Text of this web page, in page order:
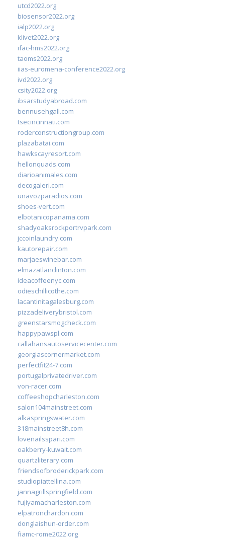
utcd2022.org
biosensor2022.org
ialp2022.org
klivet2022.org
ifac-hms2022.org
taoms2022.org
iias-euromena-conference2022.org
ivd2022.org
csity2022.org
ibsarstudyabroad.com
bennusehgall.com
tsecincinnati.com
roderconstructiongroup.com
plazabatai.com
hawkscayresort.com
hellonquads.com
diarioanimales.com
decogaleri.com
unavozparadios.com
shoes-vert.com
elbotanicopanama.com
shadyoaksrockportrvpark.com
jccoinlaundry.com
kautorepair.com
marjaeswinebar.com
elmazatlanclinton.com
ideacoffeenyc.com
odieschillicothe.com
lacantinitagalesburg.com
pizzadeliverybristol.com
greenstarsmogcheck.com
happypawspl.com
callahansautoservicecenter.com
georgiascornermarket.com
perfectfit24-7.com
portugalprivatedriver.com
von-racer.com
coffeeshopcharleston.com
salon104mainstreet.com
alkaspringswater.com
318mainstreet8h.com
lovenailsspari.com
oakberry-kuwait.com
quartzliterary.com
friendsofbroderickpark.com
studiopiattellina.com
jannagrillspringfield.com
fujiyamacharleston.com
elpatronchardon.com
donglaishun-order.com
fiamc-rome2022.org